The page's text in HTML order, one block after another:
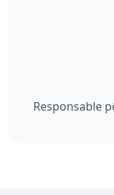
Responsable